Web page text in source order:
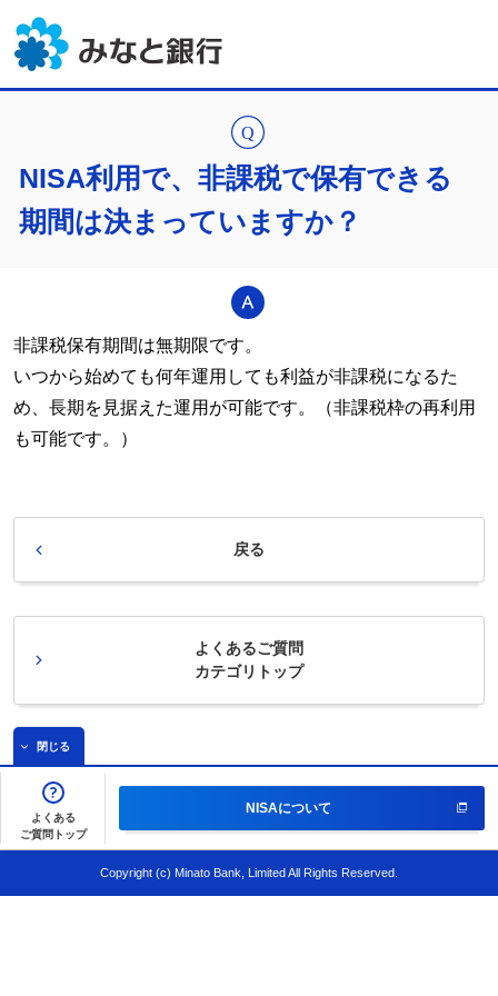
NISA利用で、非課税で保有できる
期間は決まっていますか？
非課税保有期間は無期限です。
いつから始めても何年運用しても利益が非課税になるた
め、長期を見据えた運用が可能です。（非課税枠の再利用
も可能です。）
戻る
よくあるご質問
カテゴリトップ
閉じる
よくある
ご質問トップ
NISAについて
Copyright (c) Minato Bank, Limited All Rights Reserved.